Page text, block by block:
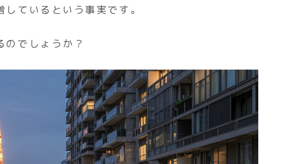
ているという事実です。
でしょうか？